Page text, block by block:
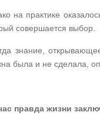
на практике
совершается выбор.
знание,
была и не сделала,
правда жизни